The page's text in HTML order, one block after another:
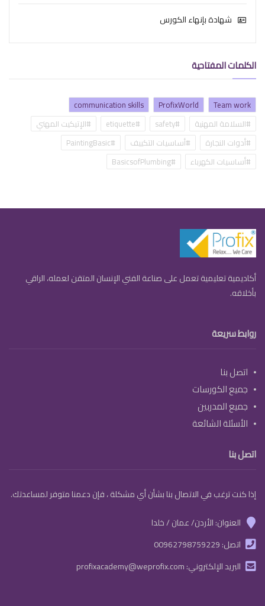
شهادة بإنهاء الكورس
الكلمات المفتاحية
Team work
ProfixWorld
communication skills
#السلامة المهنية
#safety
#etiquette
#الإتيكيت المهني
#أدوات النجارة
#أساسيات التكييف
#PaintingBasic
#أساسيات الكهرباء
#BasicsofPlumbing
أكاديمية تعليمية تعمل على صناعة الفني الإنسان المتقن لعمله، الراقي
بأخلاقه.
روابط سريعة
اتصل بنا
جميع الكورسات
جميع المدربين
الأسئلة الشائعة
اتصل بنا
إذا كنت ترغب في الاتصال بنا بشأن أي مشكلة ، فإن دعمنا متوفر لمساعدتك.
marker
العنوان: الأردن/ عمان / خلدا
phone
اتصل:00962798759229
email
البريد الإلكتروني:profixacademy@weprofix.com